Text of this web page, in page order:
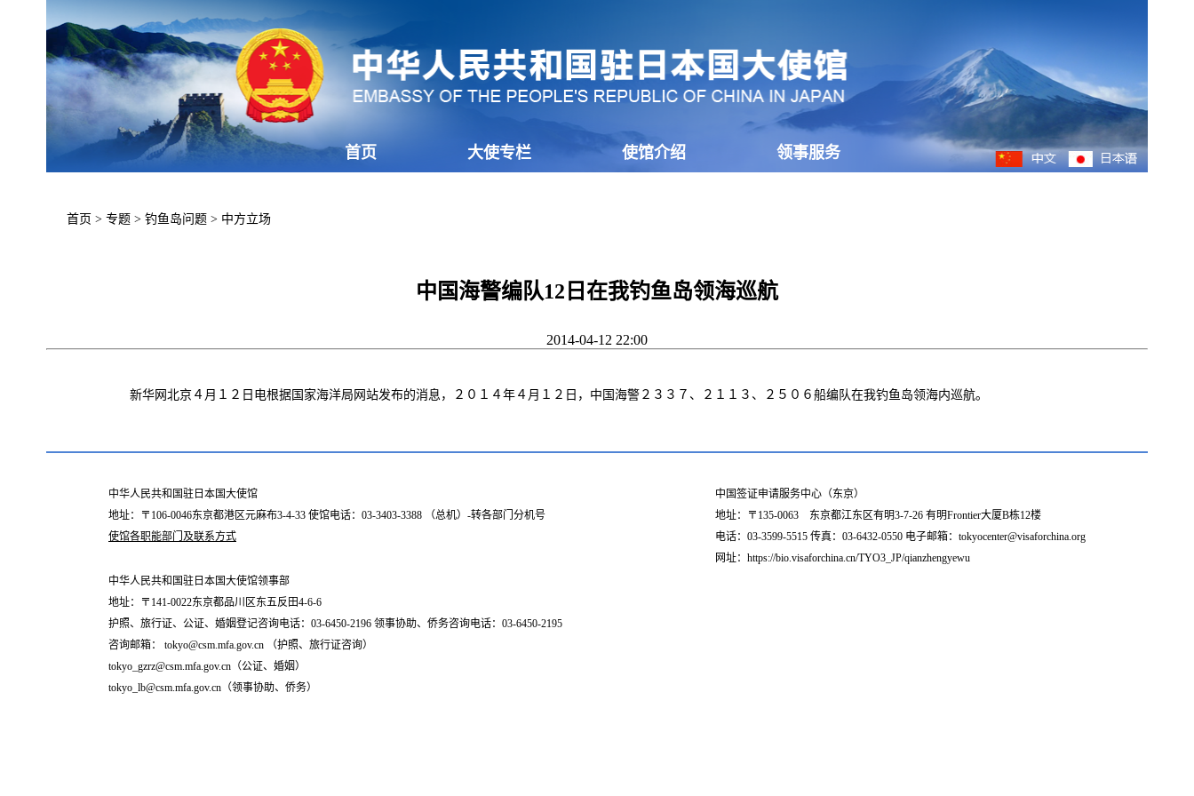
首页 大使专栏 使馆介绍 领事服务
首页 > 专题 > 钓鱼岛问题 > 中方立场
中国海警编队12日在我钓鱼岛领海巡航
2014-04-12 22:00
新华网北京４月１２日电根据国家海洋局网站发布的消息，２０１４年４月１２日，中国海警２３３７、２１１３、２５０６船编队在我钓鱼岛领海内巡航。
中华人民共和国驻日本国大使馆
地址：〒106-0046东京都港区元麻布3-4-33 使馆电话：03-3403-3388 （总机）-转各部门分机号
使馆各职能部门及联系方式
中华人民共和国驻日本国大使馆领事部
地址：〒141-0022东京都品川区东五反田4-6-6
护照、旅行证、公证、婚姻登记咨询电话：03-6450-2196 领事协助、侨务咨询电话：03-6450-2195
咨询邮箱： tokyo@csm.mfa.gov.cn （护照、旅行证咨询）
tokyo_gzrz@csm.mfa.gov.cn（公证、婚姻）
tokyo_lb@csm.mfa.gov.cn（领事协助、侨务）
中国签证申请服务中心（东京）
地址：〒135-0063 东京都江东区有明3-7-26 有明Frontier大厦B栋12楼
电话：03-3599-5515 传真：03-6432-0550 电子邮箱：tokyocenter@visaforchina.org
网址：https://bio.visaforchina.cn/TYO3_JP/qianzhengyewu